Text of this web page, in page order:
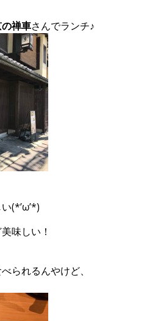
禅車さんでランチ♪
(*’ω’*)
味しい！
られるんやけど、